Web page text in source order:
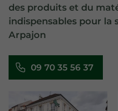
des produits et du
indispensables pour la
Arpajon
09 70 35 56 37